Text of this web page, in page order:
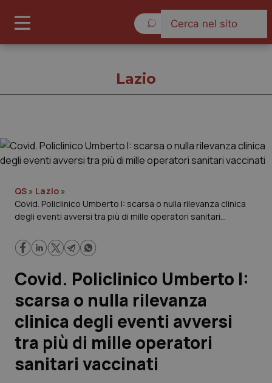
Governo e Parlamento
Regioni e Asl
Lavoro e Professioni
Scienza e Farmaci
Studi e Analisi
Lettere al direttore
Lazio
QS » Lazio »
Covid. Policlinico Umberto I: scarsa o nulla rilevanza clinica
degli eventi avversi tra più di mille operatori sanitari
Covid. Policlinico Umberto I:
scarsa o nulla rilevanza
clinica degli eventi avversi
tra più di mille operatori
sanitari vaccinati